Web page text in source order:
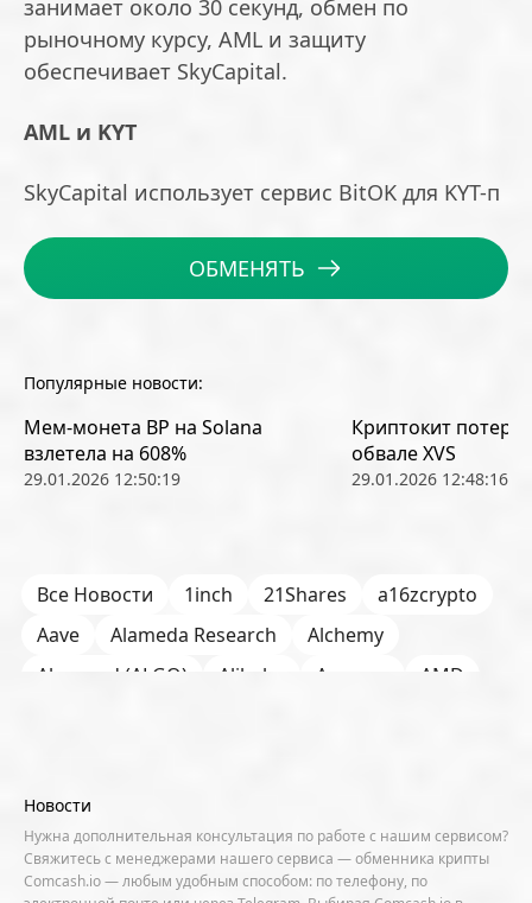
занимает около 30 секунд, обмен по
рыночному курсу, AML и защиту
обеспечивает SkyCapital.
AML и KYT
SkyCapital использует сервис BitOK для KYT-п
ОБМЕНЯТЬ
Популярные новости:
Мем-монета BP на Solana
взлетела на 608%
29.01.2026 12:50:19
Криптокит
обвале XVS
29.01.2026 12:48:16
Все Новости 1inch 21Shares
a16zcrypto
Aave
Alameda Research
Alchemy
Algorand (ALGO)
Alibaba Amazon
AMD
Aster
Binance
BIS Bitcoin Core
Bitcoin Pizza Day
Bitfarms
Bitfinex Bitget Bithumb
Новости
Нужна дополнительная консультация по работе с нашим сервисом?
Свяжитесь с менеджерами нашего сервиса — обменника крипты
Comcash.io — любым удобным способом: по телефону, по